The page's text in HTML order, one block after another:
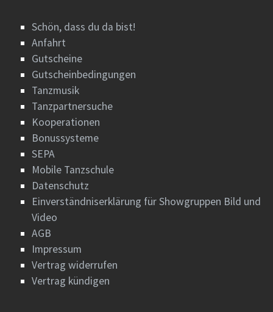
Schön, dass du da bist!
Anfahrt
Gutscheine
Gutscheinbedingungen
Tanzmusik
Tanzpartnersuche
Kooperationen
Bonussysteme
SEPA
Mobile Tanzschule
Datenschutz
Einverständniserklärung für Showgruppen Bild und
Video
AGB
Impressum
Vertrag widerrufen
Vertrag kündigen